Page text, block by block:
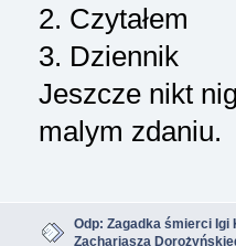
2. Czytałem
3. Dziennik
Jeszcze nikt
malym zdaniu.
Odp: Zagadka śmierci
Zachariasza